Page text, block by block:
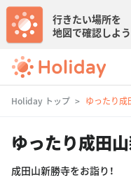
行きたい場所を
地図で確認しよう
Holiday トップ ゆったり成
ゆったり成田
成田山新勝寺をお詣り！